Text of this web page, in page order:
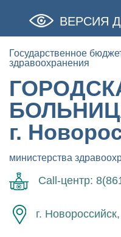
ВЕРСИЯ
Государственное
здравоохранения
г.
министерства
Call-центр:
г.